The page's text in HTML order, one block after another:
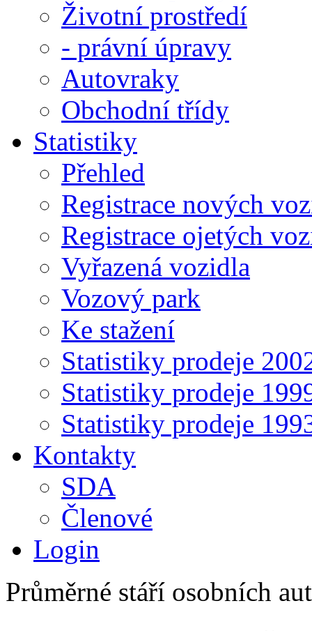
Životní prostředí
- právní úpravy
Autovraky
Obchodní třídy
Statistiky
Přehled
Registrace nových
Registrace ojetých
Vyřazená vozidla
Vozový park
Ke stažení
Statistiky prodeje
Statistiky prodeje
Statistiky prodeje
Kontakty
SDA
Členové
Login
Průměrné stáří osobních